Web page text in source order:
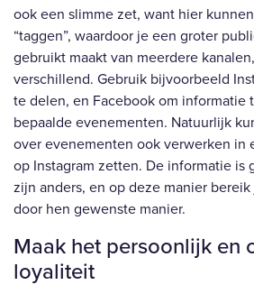
ook een slimme zet, want hier
“taggen”, waardoor je een groter
gebruikt maakt van meerdere
verschillend. Gebruik bijvoorbeeld
te delen, en Facebook om informatie
bepaalde evenementen. Natuurlijk
over evenementen ook verwerken in
op Instagram zetten. De informatie is
zijn anders, en op deze manier
door hen gewenste manier.
Maak het persoonlijk en
loyaliteit